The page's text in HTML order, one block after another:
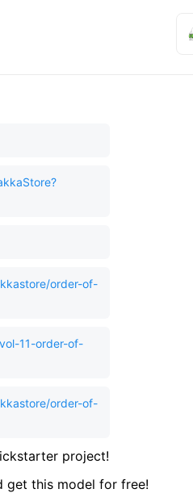
order-of-
11-order-of-
order-of-
project!
get this model for free!